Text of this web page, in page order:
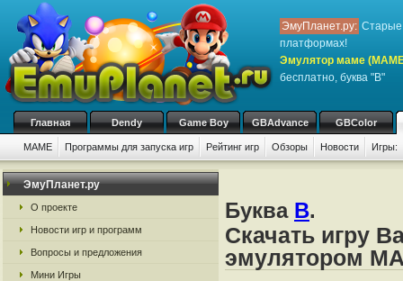
ЭмуПланет.ру: Старые
платформах!
Эмулятор маме
бесплатно, буква "B"
Главная Dendy Game Boy GBAdvance GBColor
MAME Программы для запуска игр Рейтинг игр Обзоры Новости Игры:
ЭмуПланет.ру
О проекте
Новости игр и программ
Вопросы и предложения
Мини Игры
Буква B.
Скачать игру
эмулятором